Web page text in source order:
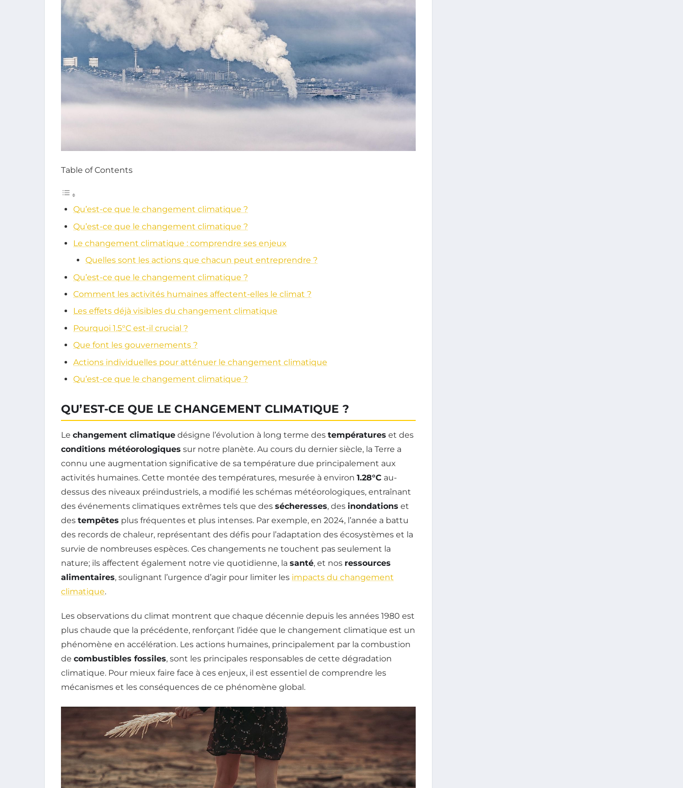
Table of Contents
Qu’est-ce que le changement climatique ?
Qu’est-ce que le changement climatique ?
Le changement climatique : comprendre ses enjeux
Quelles sont les actions que chacun peut entreprendre ?
Qu’est-ce que le changement climatique ?
Comment les activités humaines affectent-elles le climat ?
Les effets déjà visibles du changement climatique
Pourquoi 1.5°C est-il crucial ?
Que font les gouvernements ?
Actions individuelles pour atténuer le changement climatique
Qu’est-ce que le changement climatique ?
QU’EST-CE QUE LE CHANGEMENT CLIMATIQUE ?
Le changement climatique désigne l’évolution à long terme des températures et des
conditions météorologiques sur notre planète. Au cours du dernier siècle, la Terre a
connu une augmentation significative de sa température due principalement aux
activités humaines. Cette montée des températures, mesurée à environ 1.28°C au-
dessus des niveaux préindustriels, a modifié les schémas météorologiques, entraînant
des événements climatiques extrêmes tels que des sécheresses, des inondations et
des tempêtes plus fréquentes et plus intenses. Par exemple, en 2024, l’année a battu
des records de chaleur, représentant des défis pour l’adaptation des écosystèmes et la
survie de nombreuses espèces. Ces changements ne touchent pas seulement la
nature; ils affectent également notre vie quotidienne, la santé, et nos ressources
alimentaires, soulignant l’urgence d’agir pour limiter les impacts du changement
climatique.
Les observations du climat montrent que chaque décennie depuis les années 1980 est
plus chaude que la précédente, renforçant l’idée que le changement climatique est un
phénomène en accélération. Les actions humaines, principalement par la combustion
de combustibles fossiles, sont les principales responsables de cette dégradation
climatique. Pour mieux faire face à ces enjeux, il est essentiel de comprendre les
mécanismes et les conséquences de ce phénomène global.